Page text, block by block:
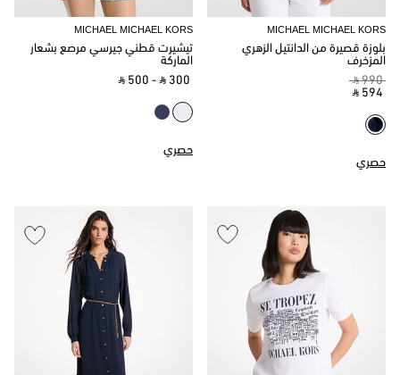
MICHAEL MICHAEL KORS
بلوزة قصيرة من الدانتيل الزهري
المزخرف
‎ ⃁ 990 ‎
‎ ⃁ 594 ‎
حصري
MICHAEL MICHAEL KORS
تيشيرت قطني جيرسي مرصع بشعار
الماركة
‎ ⃁ 300 ‎
-
‎ ⃁ 500 ‎
حصري